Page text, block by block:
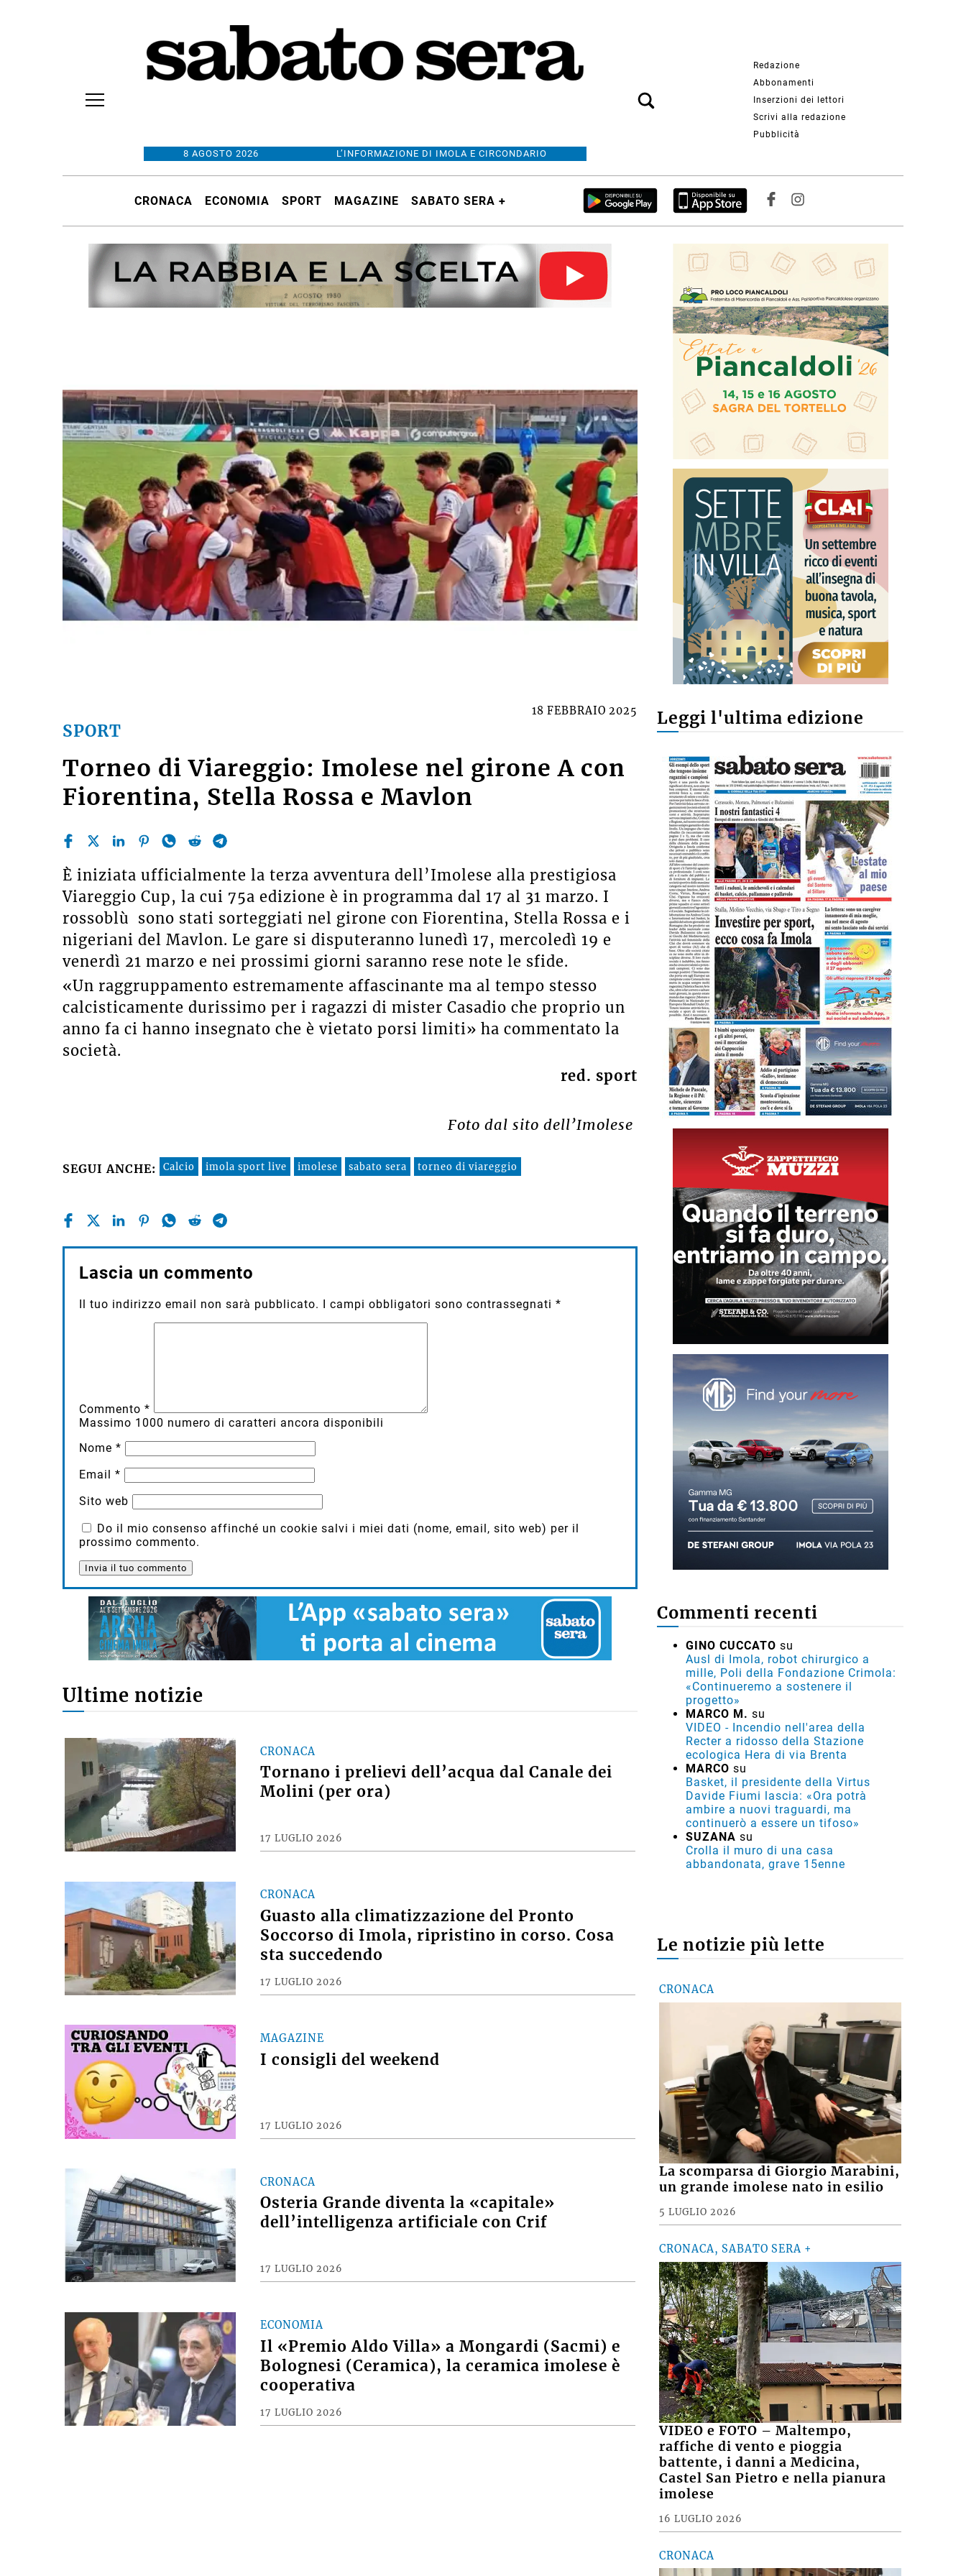
8 AGOSTO 2026 L’INFORMAZIONE DI IMOLA E CIRCONDARIO
Redazione
Abbonamenti
Inserzioni dei lettori
Scrivi alla redazione
Pubblicità
CRONACA ECONOMIA SPORT MAGAZINE SABATO SERA +
SPORT
18 FEBBRAIO 2025
Torneo di Viareggio: Imolese nel girone A con
Fiorentina, Stella Rossa e Mavlon
È iniziata ufficialmente la terza avventura dell’Imolese alla prestigiosa
Viareggio Cup, la cui 75a edizione è in programma dal 17 al 31 marzo. I
rossoblù sono stati sorteggiati nel girone con Fiorentina, Stella Rossa e i
nigeriani del Mavlon. Le gare si disputeranno lunedì 17, mercoledì 19 e
venerdì 21 marzo e nei prossimi giorni saranno rese note le sfide.
«Un raggruppamento estremamente affascinante ma al tempo stesso
calcisticamente durissimo per i ragazzi di mister Casadio che proprio un
anno fa ci hanno insegnato che è vietato porsi limiti» ha commentato la
società.
red. sport
Foto dal sito dell’Imolese
SEGUI ANCHE: Calcio imola sport live imolese sabato sera torneo di viareggio
Lascia un commento
Il tuo indirizzo email non sarà pubblicato. I campi obbligatori sono contrassegnati *
Commento *
Massimo 1000 numero di caratteri ancora disponibili
Nome *
Email *
Sito web
Do il mio consenso affinché un cookie salvi i miei dati (nome, email, sito web) per il
prossimo commento.
Ultime notizie
CRONACA
Tornano i prelievi dell’acqua dal Canale dei
Molini (per ora)
17 LUGLIO 2026
CRONACA
Guasto alla climatizzazione del Pronto
Soccorso di Imola, ripristino in corso. Cosa
sta succedendo
17 LUGLIO 2026
MAGAZINE
I consigli del weekend
17 LUGLIO 2026
CRONACA
Osteria Grande diventa la «capitale»
dell’intelligenza artificiale con Crif
17 LUGLIO 2026
ECONOMIA
Il «Premio Aldo Villa» a Mongardi (Sacmi) e
Bolognesi (Ceramica), la ceramica imolese è
cooperativa
17 LUGLIO 2026
Leggi l'ultima edizione
Commenti recenti
GINO CUCCATO su
Ausl di Imola, robot chirurgico a
mille, Poli della Fondazione Crimola:
«Continueremo a sostenere il
progetto»
MARCO M. su
VIDEO - Incendio nell'area della
Recter a ridosso della Stazione
ecologica Hera di via Brenta
MARCO su
Basket, il presidente della Virtus
Davide Fiumi lascia: «Ora potrà
ambire a nuovi traguardi, ma
continuerò a essere un tifoso»
SUZANA su
Crolla il muro di una casa
abbandonata, grave 15enne
Le notizie più lette
CRONACA
La scomparsa di Giorgio Marabini,
un grande imolese nato in esilio
5 LUGLIO 2026
CRONACA, SABATO SERA +
VIDEO e FOTO – Maltempo,
raffiche di vento e pioggia
battente, i danni a Medicina,
Castel San Pietro e nella pianura
imolese
16 LUGLIO 2026
CRONACA